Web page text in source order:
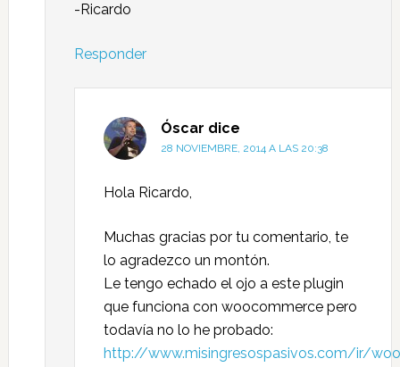
-Ricardo
Responder
Óscar dice
28 NOVIEMBRE, 2014 A LAS 20:38
Hola Ricardo,
Muchas gracias por tu comentario, te
lo agradezco un montón.
Le tengo echado el ojo a este plugin
que funciona con woocommerce pero
todavía no lo he probado:
http://www.misingresospasivos.com/ir/